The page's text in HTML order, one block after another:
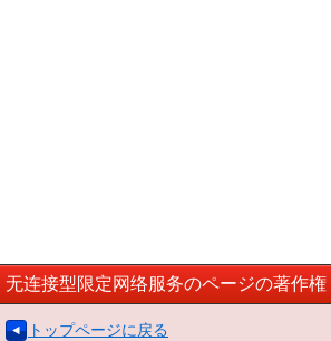
无连接型限定网络服务のページの著作権
トップページに戻る